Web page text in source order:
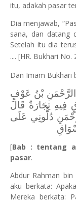
itu, adakah pasar
Dia menjawab,
sana, dan datang
Setelah itu dia
.... [HR. Bukhari No.
Dan Imam Bukhari
‌الرَّحْمَنِ ‌بْنُ ‌عَوْفٍ
فِيهِ تِجَارَةٌ قَالَ
دُلُّونِي عَلَى
[Bab : tentang
pasar.
Abdur Rahman
aku berkata:
Mereka berkata: